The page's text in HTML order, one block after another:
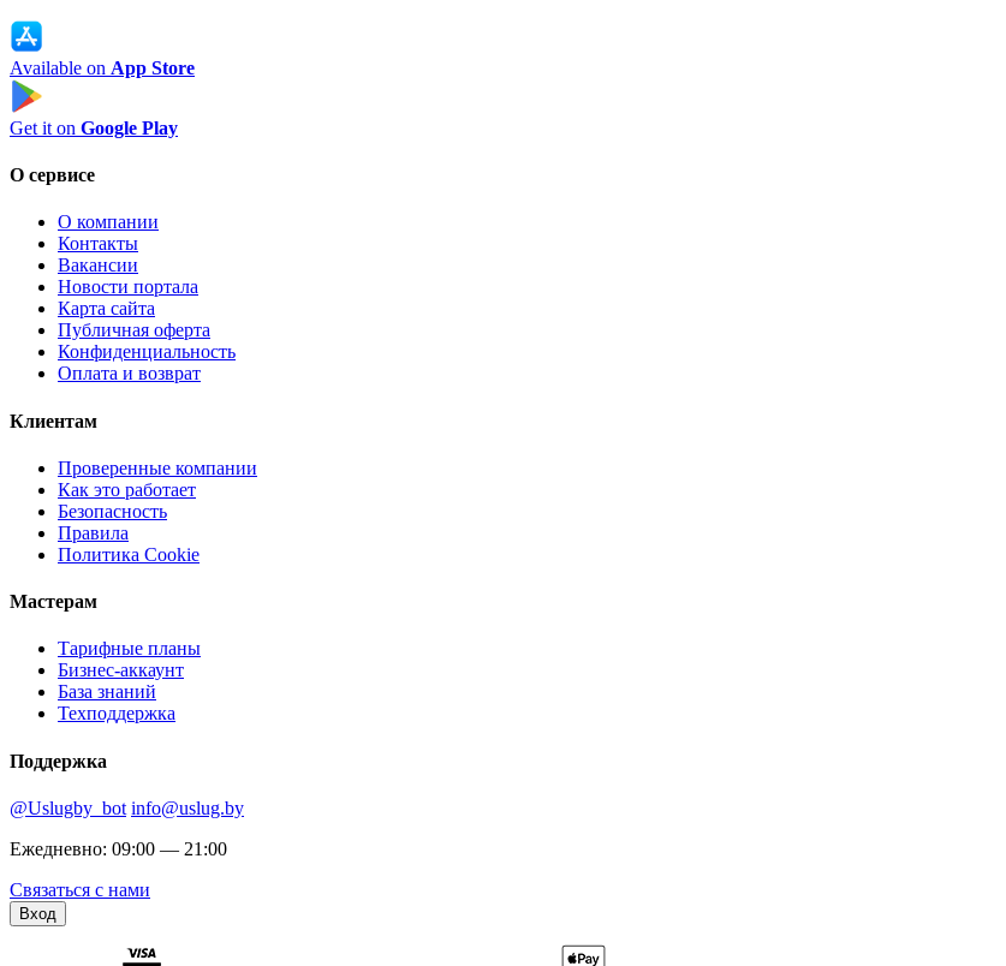
Available on App Store
Get it on Google Play
О сервисе
О компании
Контакты
Вакансии
Новости портала
Карта сайта
Публичная оферта
Конфиденциальность
Оплата и возврат
Клиентам
Проверенные компании
Как это работает
Безопасность
Правила
Политика Cookie
Мастерам
Тарифные планы
Бизнес-аккаунт
База знаний
Техподдержка
Поддержка
@Uslugby_bot info@uslug.by
Ежедневно: 09:00 — 21:00
Связаться с нами
Вход